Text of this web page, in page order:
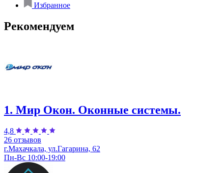
Избранное
Рекомендуем
1. Мир Окон. Оконные системы.
4,8
26 отзывов
г.Махачкала, ул.Гагарина, 62
Пн-Вс 10:00-19:00